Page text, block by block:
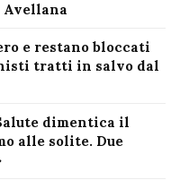
Avellana
e restano bloccati
tratti in salvo dal
dimentica il
alle solite. Due